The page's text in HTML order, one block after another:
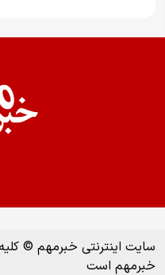
سایت اینترنتی خبرمهم ©
خبرمهم است